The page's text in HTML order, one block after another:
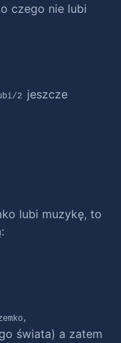
czego nie lubi
2 jeszcze
lubi muzykę, to
świata) a zatem